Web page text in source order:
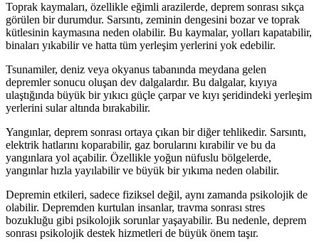
Toprak kaymaları, özellikle eğimli arazilerde, deprem sonrası sıkça
görülen bir durumdur. Sarsıntı, zeminin dengesini bozar ve toprak
kütlesinin kaymasına neden olabilir. Bu kaymalar, yolları kapatabilir,
binaları yıkabilir ve hatta tüm yerleşim yerlerini yok edebilir.
Tsunamiler, deniz veya okyanus tabanında meydana gelen
depremler sonucu oluşan dev dalgalardır. Bu dalgalar, kıyıya
ulaştığında büyük bir yıkıcı güçle çarpar ve kıyı şeridindeki yerleşim
yerlerini sular altında bırakabilir.
Yangınlar, deprem sonrası ortaya çıkan bir diğer tehlikedir. Sarsıntı,
elektrik hatlarını koparabilir, gaz borularını kırabilir ve bu da
yangınlara yol açabilir. Özellikle yoğun nüfuslu bölgelerde,
yangınlar hızla yayılabilir ve büyük bir yıkıma neden olabilir.
Depremin etkileri, sadece fiziksel değil, aynı zamanda psikolojik de
olabilir. Depremden kurtulan insanlar, travma sonrası stres
bozukluğu gibi psikolojik sorunlar yaşayabilir. Bu nedenle, deprem
sonrası psikolojik destek hizmetleri de büyük önem taşır.